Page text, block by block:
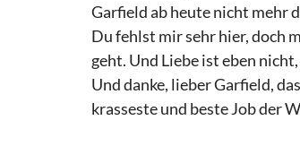
Garfield ab heute nicht mehr
Du fehlst mir sehr hier, doch
geht. Und Liebe ist eben
Und danke, lieber Garfield,
krasseste und beste Job der